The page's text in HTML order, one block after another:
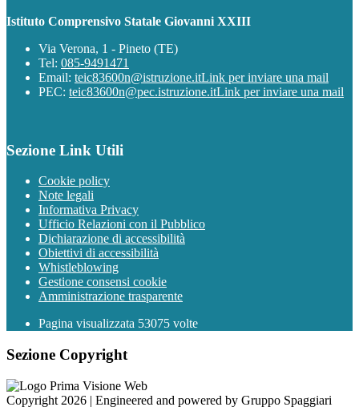
Istituto Comprensivo Statale Giovanni XXIII
Via Verona, 1 - Pineto (TE)
Tel: 085-9491471
Email: teic83600n@istruzione.itLink per inviare una mail
PEC: teic83600n@pec.istruzione.itLink per inviare una mail
Sezione Link Utili
Cookie policy
Note legali
Informativa Privacy
Ufficio Relazioni con il Pubblico
Dichiarazione di accessibilità
Obiettivi di accessibilità
Whistleblowing
Gestione consensi cookie
Amministrazione trasparente
Pagina visualizzata 53075 volte
Sezione Copyright
Copyright 2026 | Engineered and powered by Gruppo Spaggiari